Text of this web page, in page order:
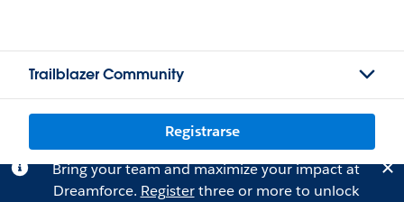
Trailblazer Community
Registrarse
Bring your team and maximize your impact at
Dreamforce. Registerthree or more to unlock